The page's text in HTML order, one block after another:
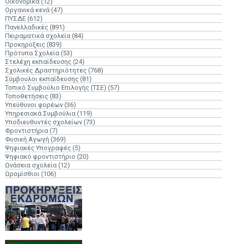
Οργανικά κενά (47)
ΠΥΣΔΕ (612)
Πανελλαδικές (891)
Πειραματικά σχολεία (84)
Προκηρύξεις (839)
Πρότυπα Σχολεία (53)
Στελέχη εκπαίδευσης (24)
Σχολικές Δραστηριότητες (768)
Σύμβουλοι εκπαίδευσης (81)
Τοπικό Συμβούλιο Επιλογής (ΤΣΕ) (57)
Τοποθετήσεις (83)
Υπεύθυνοι φορέων (36)
Υπηρεσιακά Συμβούλια (119)
Υποδιευθυντές σχολείων (73)
Φροντιστήρια (7)
Φυσική Αγωγή (369)
Ψηφιακές Υπογραφές (5)
Ψηφιακό φροντιστήριο (20)
Ωνάσεια σχολεία (12)
Ωρομίσθιοι (106)